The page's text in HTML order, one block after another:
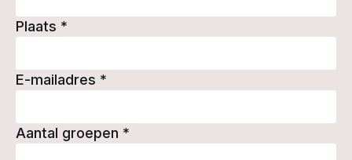
Plaats *
E-mailadres *
Aantal groepen *